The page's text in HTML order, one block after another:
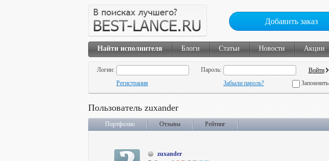
Добавить заказ
Найти исполнителя Блоги Статьи Новости Акции
Логин:
Пароль:
Регистрация
Забыли пароль? Запомнить
Пользователь zuxander
Портфолио Отзывы Рейтинг
zuxander